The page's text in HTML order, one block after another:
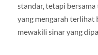
standar, tetapi
yang mengarah terlihat
mewakili sinar yang